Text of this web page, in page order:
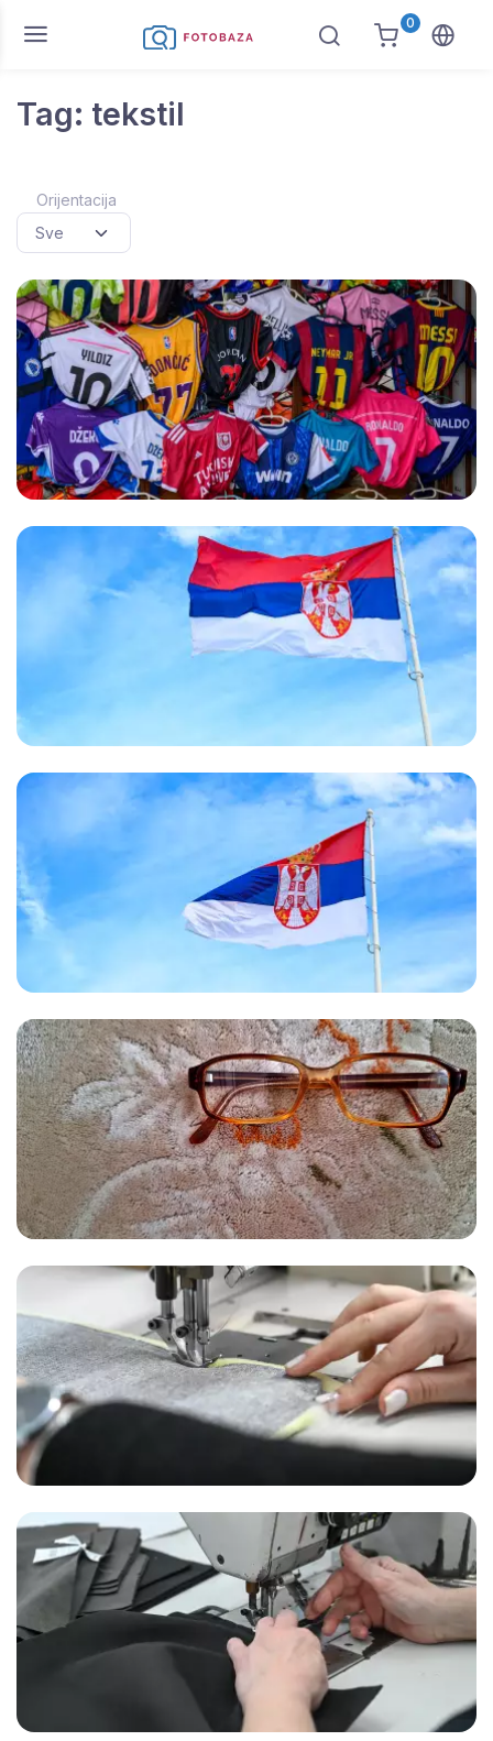
0
Tag: tekstil
Orijentacija